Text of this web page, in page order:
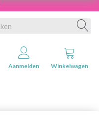
Aanmelden Winkelwagen